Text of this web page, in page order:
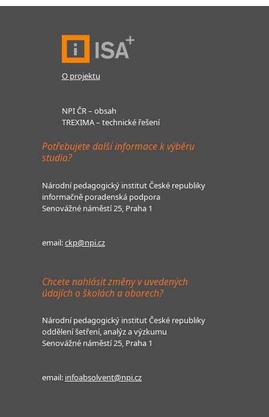
O projektu
NPI ČR – obsah
TREXIMA – technické řešení
Potřebujete další informace k výběru
studia?
Národní pedagogický institut České republiky
informačně poradenská podpora
Senovážné náměstí 25, Praha 1
email:ckp@npi.cz
Chcete nahlásit změny v uvedených
údajích o školách a oborech?
Národní pedagogický institut České republiky
oddělení šetření, analýz a výzkumu
Senovážné náměstí 25, Praha 1
email: infoabsolvent@npi.cz